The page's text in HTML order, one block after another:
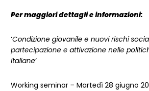
Per maggiori dettagli e informazioni:
‘Condizione giovanile e nuovi rischi
partecipazione e attivazione nelle
italiane’
Working seminar – Martedì 28 giugno